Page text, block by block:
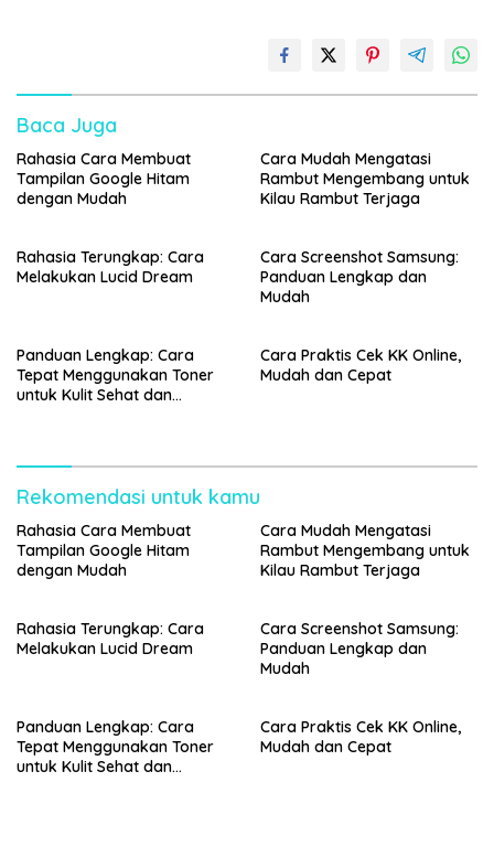
Baca Juga
Rahasia Cara Membuat
Tampilan Google Hitam
dengan Mudah
Cara Mudah Mengatasi
Rambut Mengembang untuk
Kilau Rambut Terjaga
Rahasia Terungkap: Cara
Melakukan Lucid Dream
Cara Screenshot Samsung:
Panduan Lengkap dan
Mudah
Panduan Lengkap: Cara
Tepat Menggunakan Toner
untuk Kulit Sehat dan
Cara Praktis Cek KK Online,
Mudah dan Cepat
Rekomendasi untuk kamu
Rahasia Cara Membuat
Tampilan Google Hitam
dengan Mudah
Cara Mudah Mengatasi
Rambut Mengembang untuk
Kilau Rambut Terjaga
Rahasia Terungkap: Cara
Melakukan Lucid Dream
Cara Screenshot Samsung:
Panduan Lengkap dan
Mudah
Panduan Lengkap: Cara
Tepat Menggunakan Toner
untuk Kulit Sehat dan
Cara Praktis Cek KK Online,
Mudah dan Cepat